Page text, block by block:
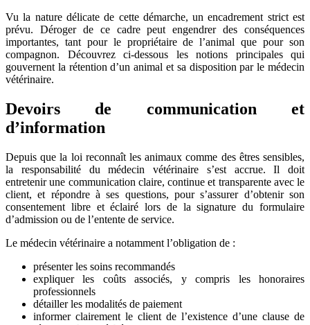
Vu la nature délicate de cette démarche, un encadrement strict est
prévu. Déroger de ce cadre peut engendrer des conséquences
importantes, tant pour le propriétaire de l’animal que pour son
compagnon. Découvrez ci-dessous les notions principales qui
gouvernent la rétention d’un animal et sa disposition par le médecin
vétérinaire.
Devoirs de communication et
d’information
Depuis que la loi reconnaît les animaux comme des êtres sensibles,
la responsabilité du médecin vétérinaire s’est accrue. Il doit
entretenir une communication claire, continue et transparente avec le
client, et répondre à ses questions, pour s’assurer d’obtenir son
consentement libre et éclairé lors de la signature du formulaire
d’admission ou de l’entente de service.
Le médecin vétérinaire a notamment l’obligation de :
présenter les soins recommandés
expliquer les coûts associés, y compris les honoraires
professionnels
détailler les modalités de paiement
informer clairement le client de l’existence d’une clause de